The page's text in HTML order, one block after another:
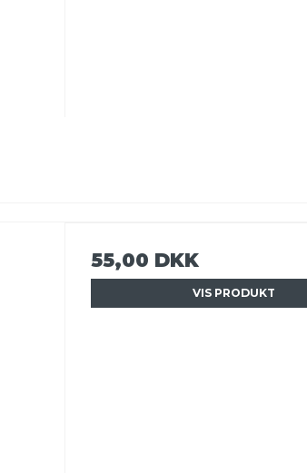
55,00 DKK
VIS PRODUKT